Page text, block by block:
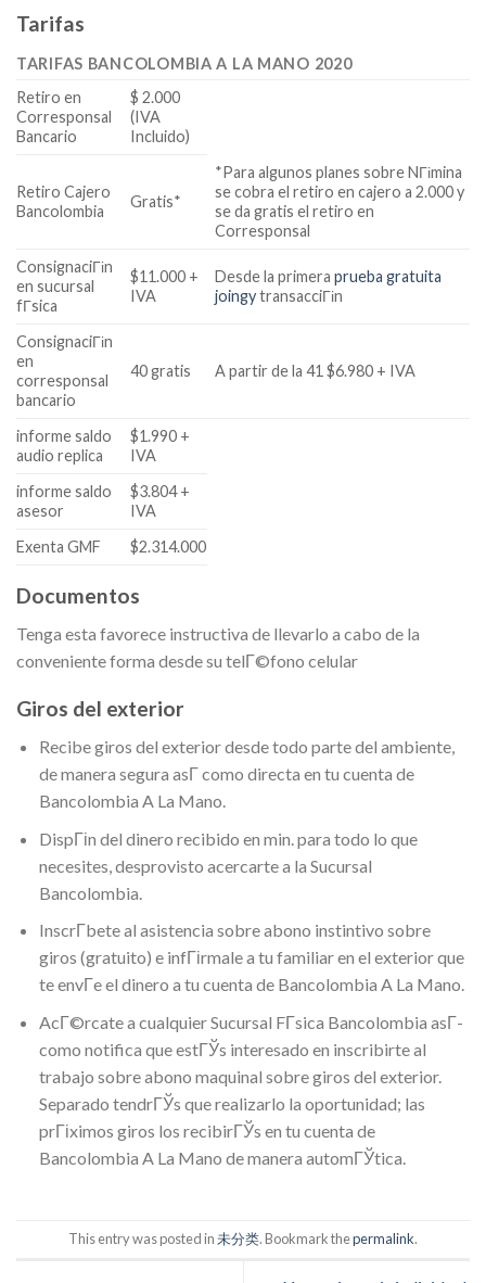
Tarifas
TARIFAS BANCOLOMBIA A LA MANO 2020
Retiro en
Corresponsal
Bancario
$ 2.000
(IVA
Incluido)
Retiro Cajero
Bancolombia
Gratis*
*Para algunos planes sobre NГіmina
se cobra el retiro en cajero a 2.000 y
se da gratis el retiro en
Corresponsal
ConsignaciГіn
en sucursal
fГ­sica
$11.000 +
IVA
Desde la primeraprueba gratuita
joingytransacciГіn
ConsignaciГіn
en
corresponsal
bancario
40 gratis A partir de la 41 $6.980 + IVA
informe saldo
audio replica
$1.990 +
IVA
informe saldo
asesor
$3.804 +
IVA
Exenta GMF
$2.314.000
Documentos
Tenga esta favorece instructiva de llevarlo a cabo de la
conveniente forma desde su telГ©fono celular
Giros del exterior
Recibe giros del exterior desde todo parte del ambiente,
de manera segura asГ­ como directa en tu cuenta de
Bancolombia A La Mano.
DispГіn del dinero recibido en min. para todo lo que
necesites, desprovisto acercarte a la Sucursal
Bancolombia.
InscrГ­bete al asistencia sobre abono instintivo sobre
giros (gratuito) e infГіrmale a tu familiar en el exterior que
te envГ­e el dinero a tu cuenta de Bancolombia A La Mano.
AcГ©rcate a cualquier Sucursal FГ­sica Bancolombia asГ­
como notifica que estГЎs interesado en inscribirte al
trabajo sobre abono maquinal sobre giros del exterior.
Separado tendrГЎs que realizarlo la oportunidad; las
prГіximos giros los recibirГЎs en tu cuenta de
Bancolombia A La Mano de manera automГЎtica.
This entry was posted in未分类. Bookmark thepermalink.